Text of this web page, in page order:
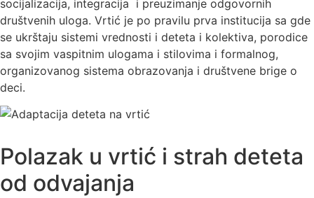
socijalizacija, integracija i preuzimanje odgovornih
društvenih uloga. Vrtić je po pravilu prva institucija sa gde
se ukrštaju sistemi vrednosti i deteta i kolektiva, porodice
sa svojim vaspitnim ulogama i stilovima i formalnog,
organizovanog sistema obrazovanja i društvene brige o
deci.
Polazak u vrtić i strah deteta
od odvajanja